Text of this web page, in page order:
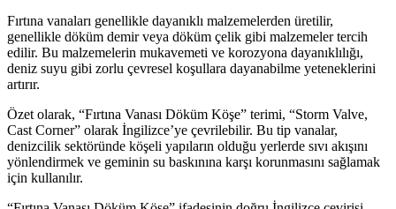
Fırtına vanaları genellikle dayanıklı malzemelerden üretilir,
genellikle döküm demir veya döküm çelik gibi malzemeler tercih
edilir. Bu malzemelerin mukavemeti ve korozyona dayanıklılığı,
deniz suyu gibi zorlu çevresel koşullara dayanabilme yeteneklerini
artırır.
Özet olarak, “Fırtına Vanası Döküm Köşe” terimi, “Storm Valve,
Cast Corner” olarak İngilizce’ye çevrilebilir. Bu tip vanalar,
denizcilik sektöründe köşeli yapıların olduğu yerlerde sıvı akışını
yönlendirmek ve geminin su baskınına karşı korunmasını sağlamak
için kullanılır.